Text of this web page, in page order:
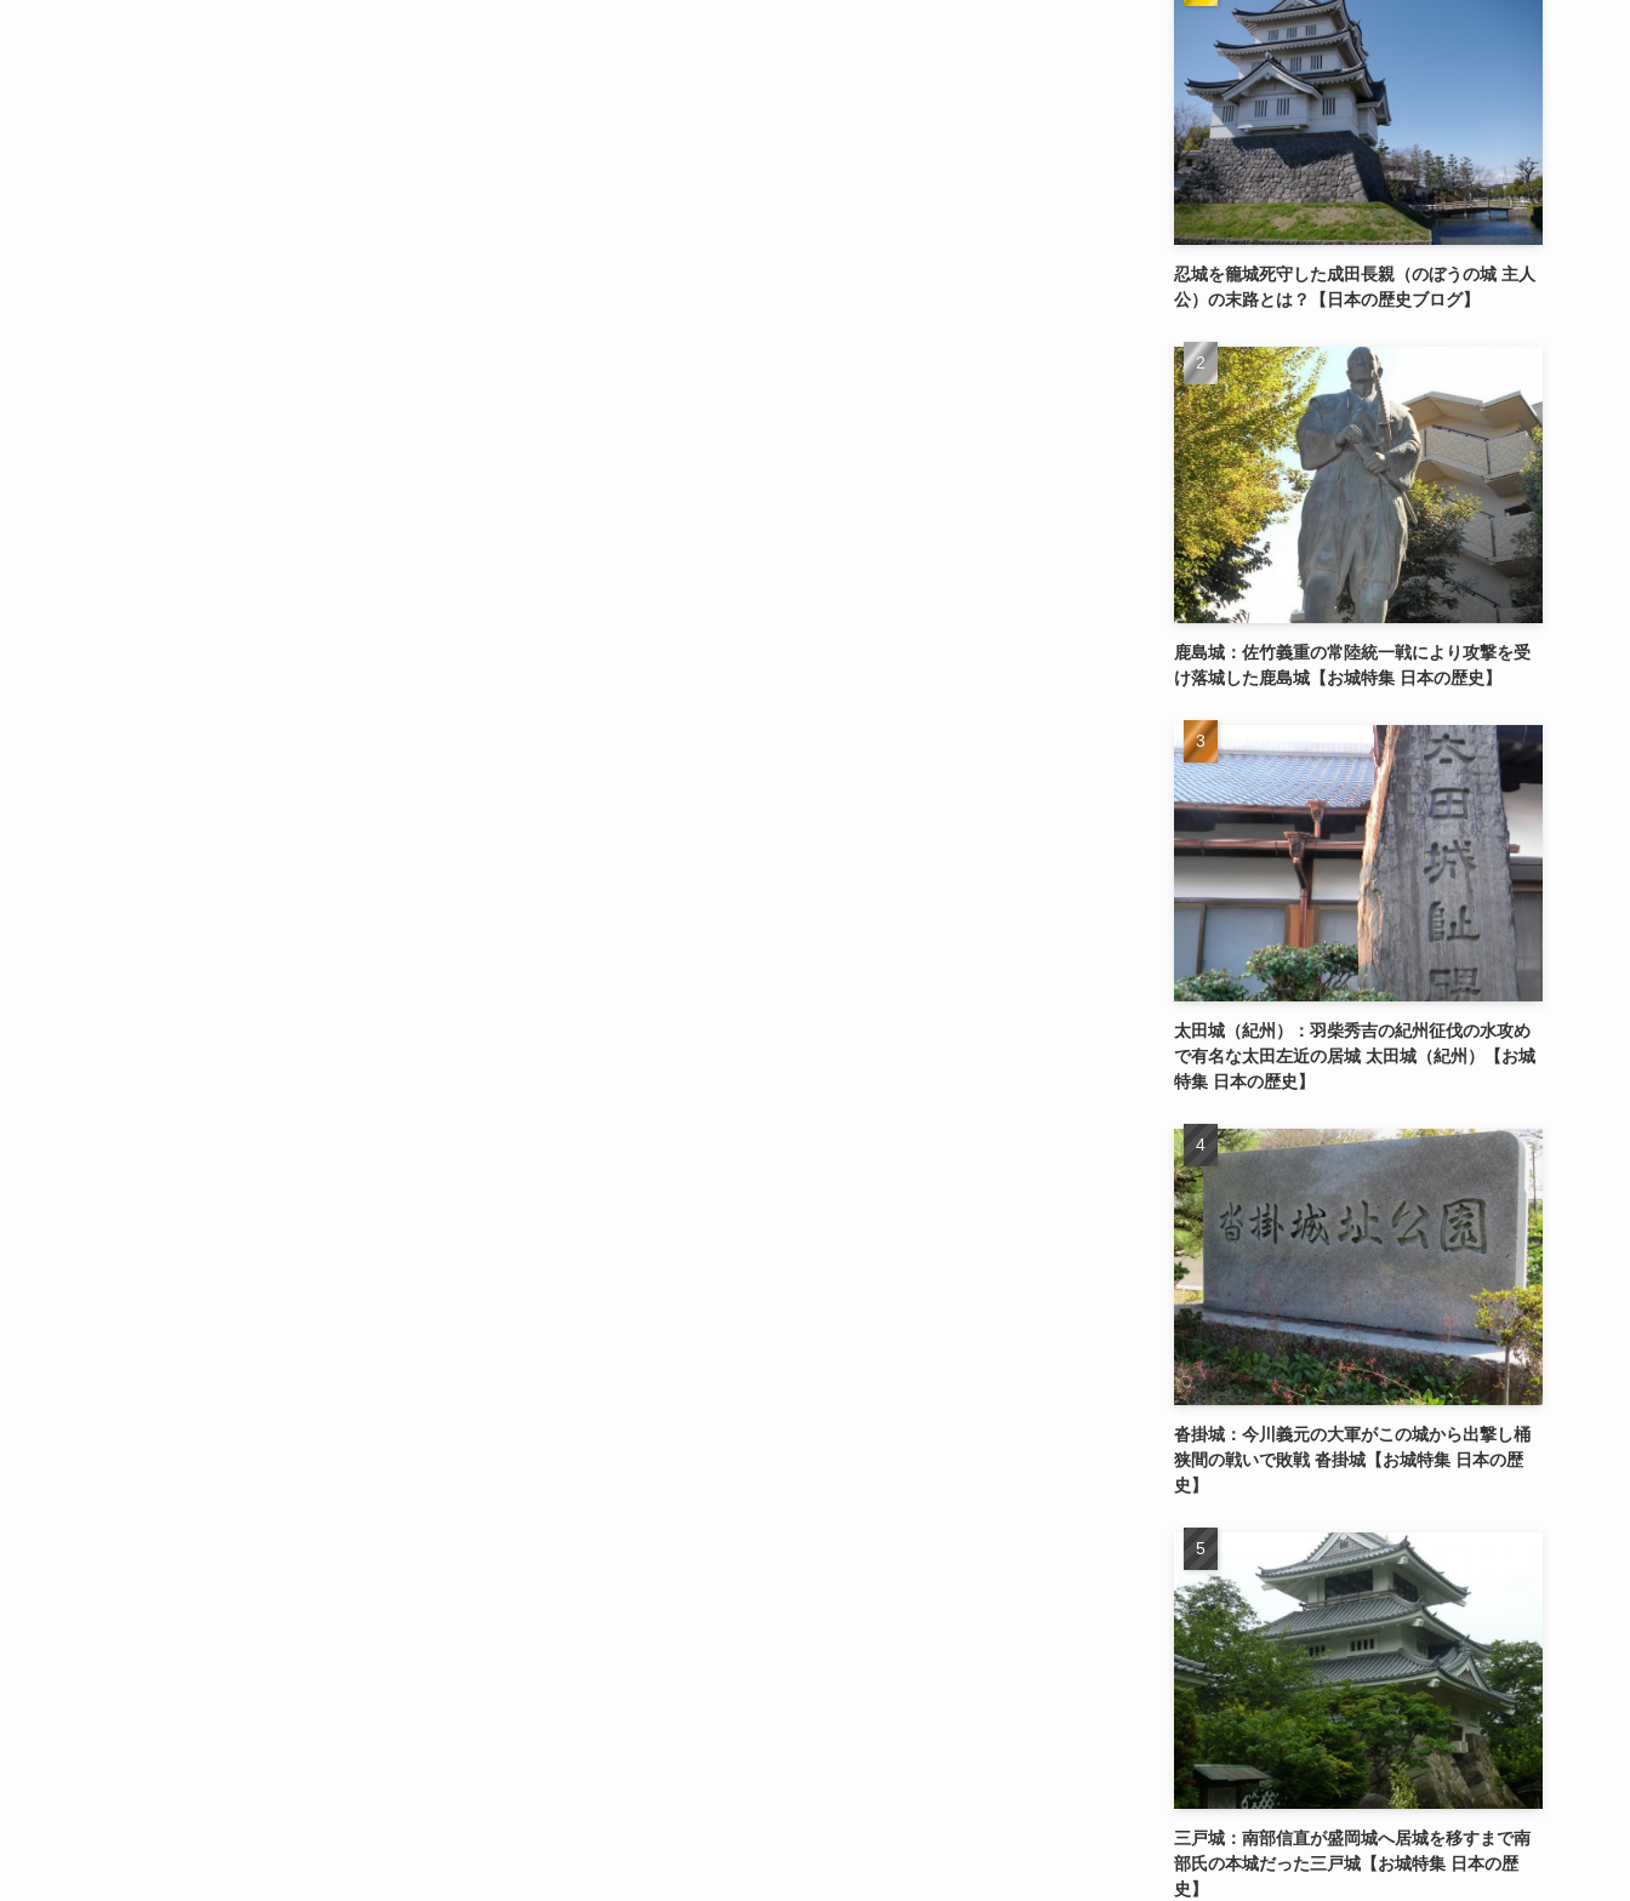
忍城を籠城死守した成田長親（のぼうの城 主人
公）の末路とは？【日本の歴史ブログ】
鹿島城：佐竹義重の常陸統一戦により攻撃を受
け落城した鹿島城【お城特集 日本の歴史】
太田城（紀州）：羽柴秀吉の紀州征伐の水攻め
で有名な太田左近の居城 太田城（紀州）【お城
特集 日本の歴史】
沓掛城：今川義元の大軍がこの城から出撃し桶
狭間の戦いで敗戦 沓掛城【お城特集 日本の歴
史】
三戸城：南部信直が盛岡城へ居城を移すまで南
部氏の本城だった三戸城【お城特集 日本の歴
史】